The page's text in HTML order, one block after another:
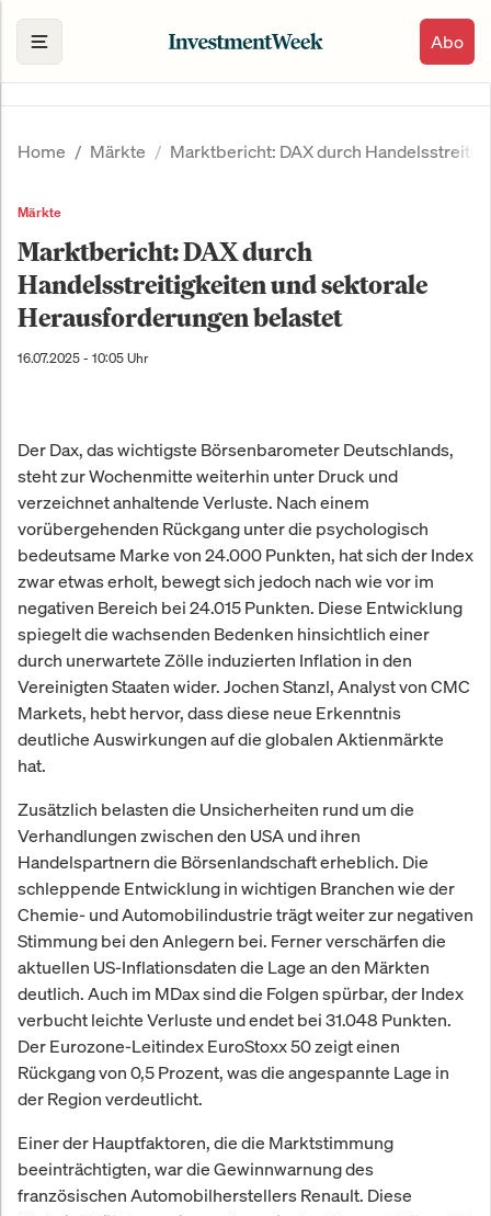
Abo
Home Märkte Marktbericht: DAX durch
Märkte
Marktbericht: DAX durch
Handelsstreitigkeiten und sektorale
Herausforderungen belastet
16.07.2025 - 10:05 Uhr
Der Dax, das wichtigste Börsenbarometer Deutschlands,
steht zur Wochenmitte weiterhin unter Druck und
verzeichnet anhaltende Verluste. Nach einem
vorübergehenden Rückgang unter die psychologisch
bedeutsame Marke von 24.000 Punkten, hat sich der Index
zwar etwas erholt, bewegt sich jedoch nach wie vor im
negativen Bereich bei 24.015 Punkten. Diese Entwicklung
spiegelt die wachsenden Bedenken hinsichtlich einer
durch unerwartete Zölle induzierten Inflation in den
Vereinigten Staaten wider. Jochen Stanzl, Analyst von CMC
Markets, hebt hervor, dass diese neue Erkenntnis
deutliche Auswirkungen auf die globalen Aktienmärkte
hat.
Zusätzlich belasten die Unsicherheiten rund um die
Verhandlungen zwischen den USA und ihren
Handelspartnern die Börsenlandschaft erheblich. Die
schleppende Entwicklung in wichtigen Branchen wie der
Chemie- und Automobilindustrie trägt weiter zur negativen
Stimmung bei den Anlegern bei. Ferner verschärfen die
aktuellen US-Inflationsdaten die Lage an den Märkten
deutlich. Auch im MDax sind die Folgen spürbar, der Index
verbucht leichte Verluste und endet bei 31.048 Punkten.
Der Eurozone-Leitindex EuroStoxx 50 zeigt einen
Rückgang von 0,5 Prozent, was die angespannte Lage in
der Region verdeutlicht.
Einer der Hauptfaktoren, die die Marktstimmung
beeinträchtigten, war die Gewinnwarnung des
französischen Automobilherstellers Renault. Diese